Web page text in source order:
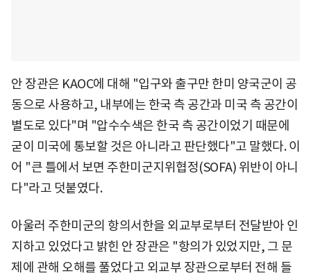
안 장관은 KAOC에 대해 "입구와 출구만 한미 양국군이 공
동으로 사용하고, 내부에는 한국 측 공간과 미국 측 공간이
별도로 있다"며 "압수수색은 한국 측 공간이었기 때문에
굳이 미국에 통보할 것은 아니라고 판단했다"고 말했다. 이
어 "큰 틀에서 보면 주한미군지위협정(SOFA) 위반이 아니
다"라고 덧붙였다.
아울러 주한미군의 항의서한을 외교부로부터 전달받아 인
지하고 있었다고 밝힌 안 장관은 "항의가 있었지만, 그 문
제에 관해 오해를 풀었다고 외교부 장관으로부터 전해 들